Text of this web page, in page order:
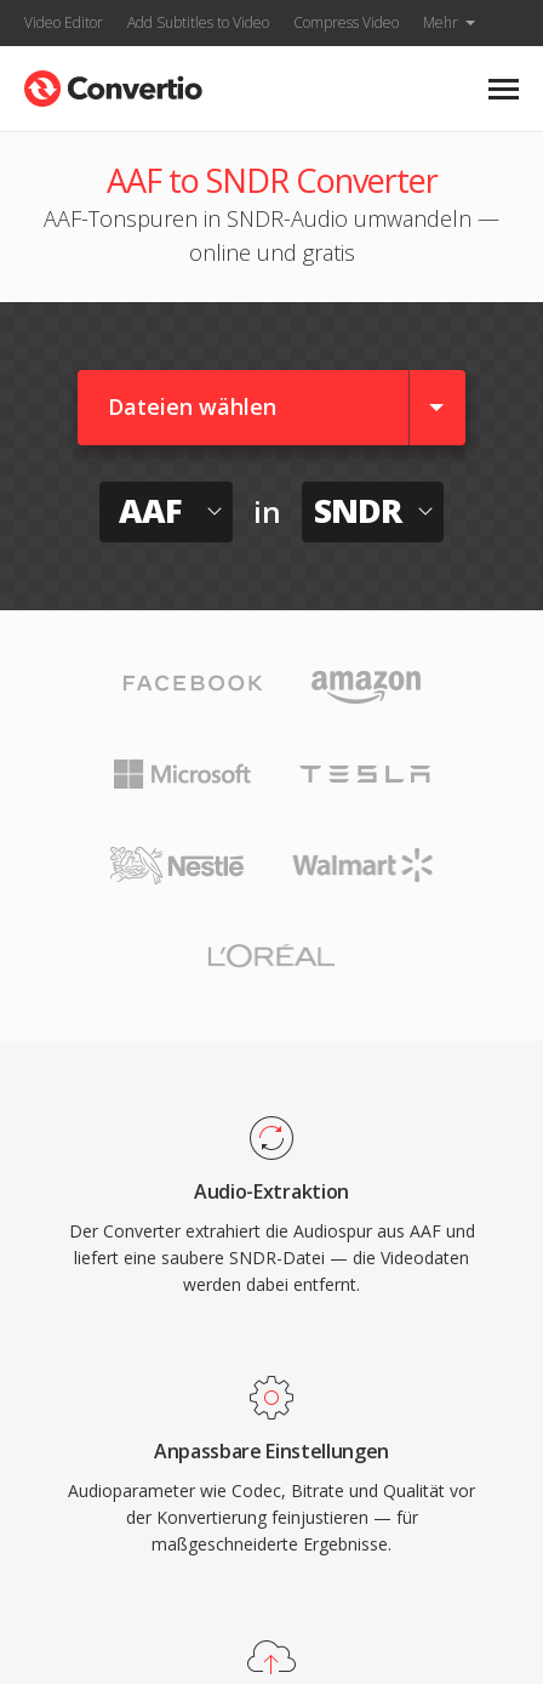
Video Editor Add Subtitles to Video Compress Video Mehr
AAF to SNDR Converter
AAF-Tonspuren in SNDR-Audio umwandeln —
online und gratis
Dateien wählen
AAF in SNDR
Audio-Extraktion
Der Converter extrahiert die Audiospur aus AAF und
liefert eine saubere SNDR-Datei — die Videodaten
werden dabei entfernt.
Anpassbare Einstellungen
Audioparameter wie Codec, Bitrate und Qualität vor
der Konvertierung feinjustieren — für
maßgeschneiderte Ergebnisse.